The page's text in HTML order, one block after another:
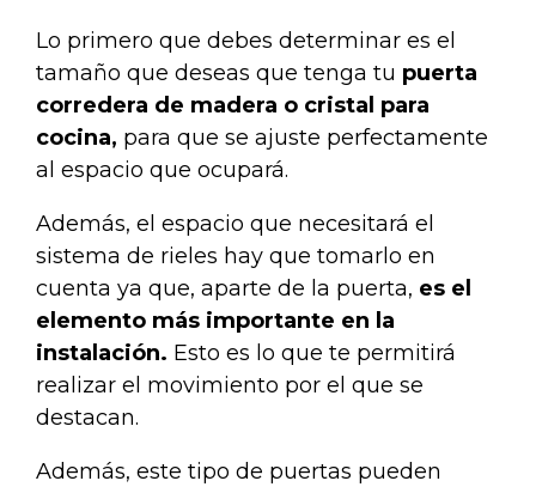
Lo primero que debes determinar es el
tamaño que deseas que tenga tu puerta
corredera de madera o cristal para
cocina, para que se ajuste perfectamente
al espacio que ocupará.
Además, el espacio que necesitará el
sistema de rieles hay que tomarlo en
cuenta ya que, aparte de la puerta, es el
elemento más importante en la
instalación. Esto es lo que te permitirá
realizar el movimiento por el que se
destacan.
Además, este tipo de puertas pueden